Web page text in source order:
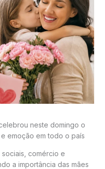
neste domingo o
emoção em todo o país
sociais, comércio e
a importância das mães